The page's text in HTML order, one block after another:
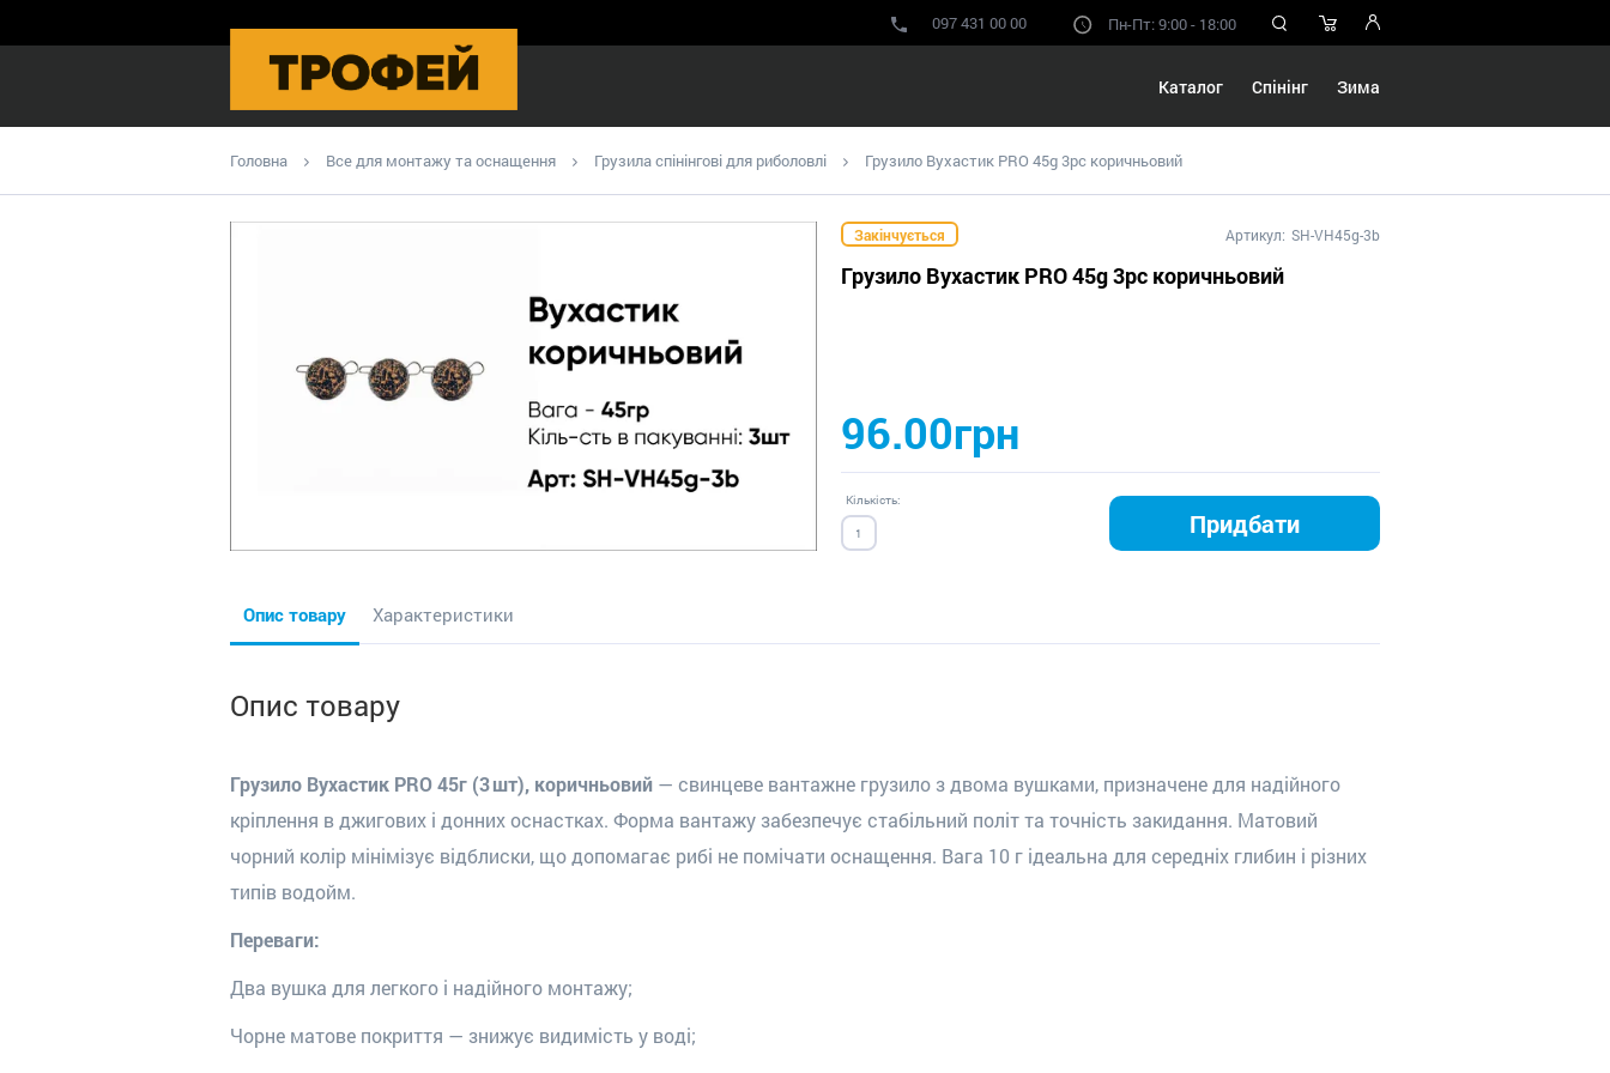
097 431 00 00 Пн-Пт: 9:00 - 18:00
Каталог Спінінг Зима
Головна Все для монтажу та оснащення Грузила спінінгові для риболовлі Грузило Вухастик PRO 45g 3pc коричньовий
Закінчується Артикул: SH-VH45g-3b
Грузило Вухастик PRO 45g 3pc коричньовий
96.00грн
Кількість:
Придбати
Опис товару Характеристики
Опис товару
Грузило Вухастик PRO 45г (3 шт), коричньовий — свинцеве вантажне грузило з двома вушками, призначене для надійного
кріплення в джигових і донних оснастках. Форма вантажу забезпечує стабільний політ та точність закидання. Матовий
чорний колір мінімізує відблиски, що допомагає рибі не помічати оснащення. Вага 10 г ідеальна для середніх глибин і різних
типів водойм.
Переваги:
Два вушка для легкого і надійного монтажу;
Чорне матове покриття — знижує видимість у воді;